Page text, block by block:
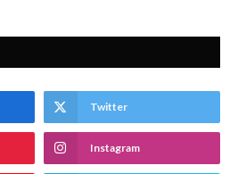
Twitter
Instagram